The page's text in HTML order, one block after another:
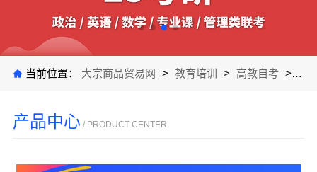
当前位置： 大宗商品贸易网 > 教育培训 > 高教自考 > 公
产品中心 / PRODUCT CENTER